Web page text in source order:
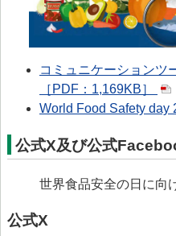
食品安全モニター
コミュニケーションツ
［PDF：1,169KB］
World Food Safety day
公式X及び公式
世界食品安全の日に向
公式X